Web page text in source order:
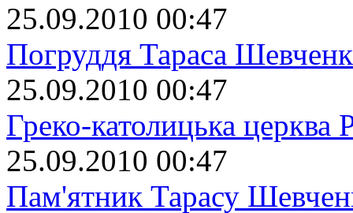
25.09.2010 00:47
Погруддя Тараса
25.09.2010 00:47
Греко-католицька церква
25.09.2010 00:47
Пам'ятник Тарасу